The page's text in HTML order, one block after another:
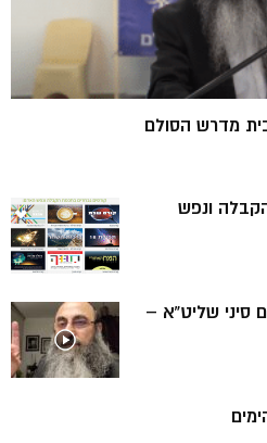
מדרש הסולם
ונפש
שליט”א –